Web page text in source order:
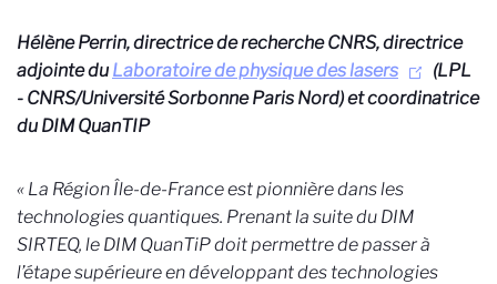
Hélène Perrin, directrice de recherche CNRS, directrice
adjointe du Laboratoire de physique des lasers
(LPL
- CNRS/Université Sorbonne Paris Nord) et coordinatrice
du DIM QuanTIP
« La Région Île-de-France est pionnière dans les
technologies quantiques. Prenant la suite du DIM
SIRTEQ, le DIM QuanTiP doit permettre de passer à
l’étape supérieure en développant des technologies